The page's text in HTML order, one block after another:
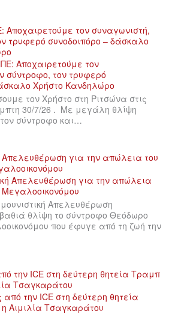
Αποχαιρετούμε τον συναγωνιστή,
τρυφερό συνοδοιπόρο – δάσκαλο
τον Χρήστο στη Ριτσώνα στις
30/7/26 . Με μεγάλη θλίψη
σύντροφο και…
Απελευθέρωση για την απώλεια του
Απελευθέρωση
θλίψη το σύντροφο Θεόδωρο
που έφυγε από τη ζωή την
την ICE στη δεύτερη θητεία Τραμπ
Τσαγκαράτου